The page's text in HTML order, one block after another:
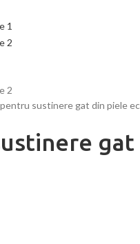
sustinere gat din piele